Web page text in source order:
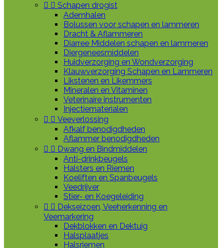
  Schapen drogist
Ademhalen
Bolussen voor schapen en lammeren
Dracht & Aflammeren
Diarree Middelen schapen en lammeren
Diergeneesmiddelen
Huidverzorging en Wondverzorging
Klauwverzorging Schapen en Lammeren
Likstenen en Likemmers
Mineralen en Vitaminen
Veterinaire instrumenten
Injectiematerialen
  Veeverlossing
Afkalf benodigdheden
Aflammer benodigdheden
  Dwang en Bindmiddelen
Anti-drinkbeugels
Halsters en Riemen
Koeliften en Spanbeugels
Veedrijver
Stier- en Koegeleiding
  Dekseizoen, Veeherkenning en
Veemarkering
Dekblokken en Dektuig
Halsplaatjes
Halsriemen